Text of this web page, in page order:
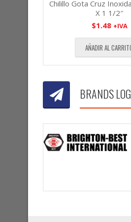
Chilillo Gota Cruz
X 1 1/2″
$1.48 +IVA
AÑADIR AL
BRANDS